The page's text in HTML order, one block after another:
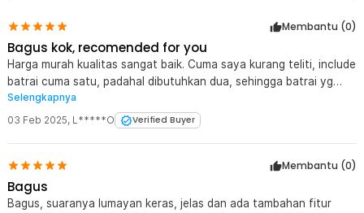
Membantu (0)
Bagus kok, recomended for you
Harga murah kualitas sangat baik. Cuma saya kurang teliti, include
batrai cuma satu, padahal dibutuhkan dua, sehingga batrai yg
satu lagi dibeli terpisah.
Selengkapnya
03 Feb 2025, L*****O Verified Buyer
Membantu (0)
Bagus
Bagus, suaranya lumayan keras, jelas dan ada tambahan fitur